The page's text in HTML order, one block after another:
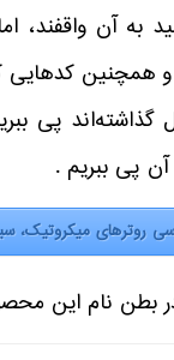
به آن واقفند،
همچنین کدهایی
پی
پی ببریم .
روترهای میکروتیک،
بطن نام این